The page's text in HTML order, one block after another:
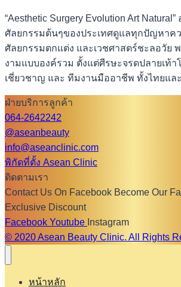
“Aesthetic Surgery Evolution Art
ศัลยกรรมต้นๆของประเทศดูแลทุกปัญหาค
ศัลยกรรมตกแต่ง และเวชศาสตร์ชะลอวัย
งามแบบองค์รวม ตั้งแต่ศีรษะจรดปลายเท้า
เชี่ยวชาญ และ ทีมงานมืออาชีพ ทั้งไทยแล
ฝ่ายบริการลูกค้า
064-2642242
@aseanbeauty
info@aseanclinic.com
พิกัดที่ตั้ง Asean Clinic
ติดตามเรา
Contact Us On Facebook Become Our
Exclusive Discount
Facebook Youtube Instagram
© 2020 Asean Beauty Clinic. All Rights
หน้าหลัก